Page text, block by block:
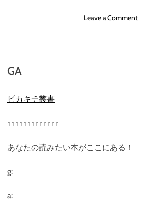
Leave a Commento
C
GA
ピカキチ叢書
↑↑↑↑↑↑↑↑↑↑↑↑↑
あなたの読みたい本がここにある！
g:
a: